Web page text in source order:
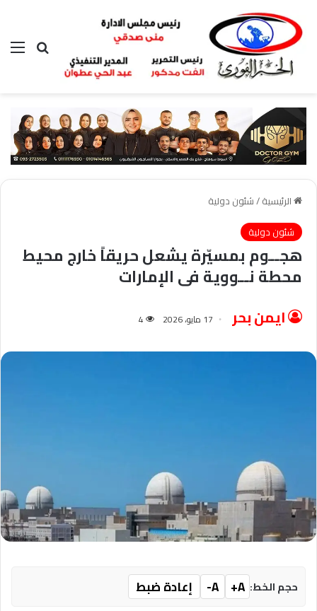
بحث عن
الرئيسية/شئون دولية
شئون دولية
هجــوم بمسيّرة يشعل حريقاً خارج محيط
محطة نــووية فى الإمارات
ايمن بحر 17 مايو، 2026 4
حجم الخط: A+
A-
إعادة ضبط